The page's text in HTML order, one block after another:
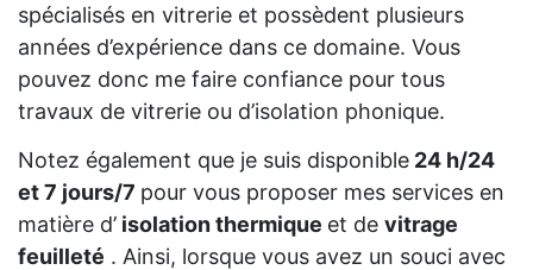
spécialisés en vitrerie et possèdent plusieurs
années d’expérience dans ce domaine. Vous
pouvez donc me faire confiance pour tous
travaux de vitrerie ou d’isolation phonique.
Notez également que je suis disponible 24 h/24
et 7 jours/7 pour vous proposer mes services en
matière d’ isolation thermique et de vitrage
feuilleté . Ainsi, lorsque vous avez un souci avec